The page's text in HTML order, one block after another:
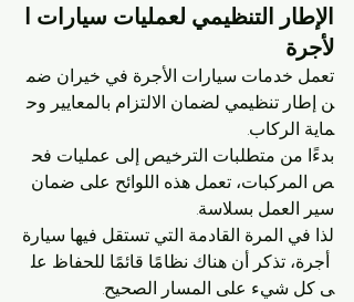
الإطار التنظيمي لعمليات سيارات ا
لأجرة
تعمل خدمات سيارات الأجرة في خيران ضم
ن إطار تنظيمي لضمان الالتزام بالمعايير وح
ماية الركاب.
بدءًا من متطلبات الترخيص إلى عمليات فح
ص المركبات، تعمل هذه اللوائح على ضمان
سير العمل بسلاسة.
لذا في المرة القادمة التي تستقل فيها سيارة
أجرة، تذكر أن هناك نظامًا قائمًا للحفاظ عل
ى كل شيء على المسار الصحيح.